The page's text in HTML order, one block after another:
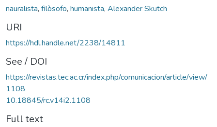
nauralista, filòsofo, humanista, Alexander Skutch
URI
https://hdl.handle.net/2238/14811
See / DOI
https://revistas.tec.ac.cr/index.php/comunicacion/article/view/
1108
10.18845/rc.v14i2.1108
Full text